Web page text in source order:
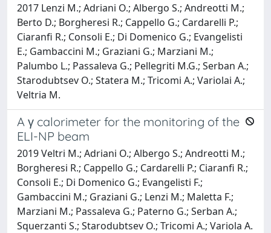
2017 Lenzi M.; Adriani O.; Albergo S.; Andreotti M.;
Berto D.; Borgheresi R.; Cappello G.; Cardarelli P.;
Ciaranfi R.; Consoli E.; Di Domenico G.; Evangelisti
E.; Gambaccini M.; Graziani G.; Marziani M.;
Palumbo L.; Passaleva G.; Pellegriti M.G.; Serban A.;
Starodubtsev O.; Statera M.; Tricomi A.; Variolai A.;
Veltria M.
A γ calorimeter for the monitoring of the
ELI-NP beam
2019 Veltri M.; Adriani O.; Albergo S.; Andreotti M.;
Borgheresi R.; Cappello G.; Cardarelli P.; Ciaranfi R.;
Consoli E.; Di Domenico G.; Evangelisti F.;
Gambaccini M.; Graziani G.; Lenzi M.; Maletta F.;
Marziani M.; Passaleva G.; Paterno G.; Serban A.;
Squerzanti S.; Starodubtsev O.; Tricomi A.; Variola A.